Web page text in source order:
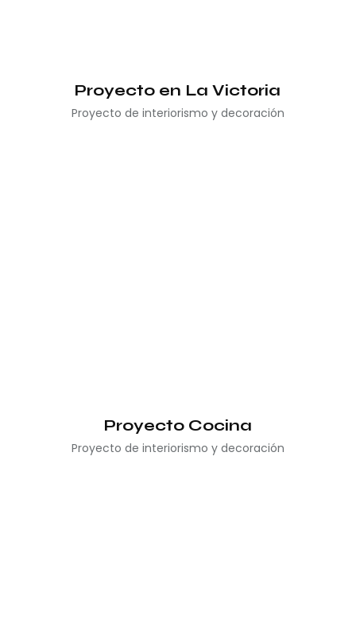
Proyecto en La Victoria
Proyecto de interiorismo y decoración
Proyecto Cocina
Proyecto de interiorismo y decoración